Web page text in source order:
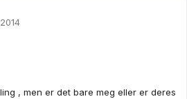
, men er det bare meg eller er deres